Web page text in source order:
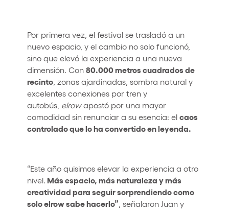
Por primera vez, el festival se trasladó a un
nuevo espacio, y el cambio no solo funcionó,
sino que elevó la experiencia a una nueva
dimensión. Con 80.000 metros cuadrados de
recinto, zonas ajardinadas, sombra natural y
excelentes conexiones por tren y
autobús, elrowapostó por una mayor
comodidad sin renunciar a su esencia: el caos
controlado que lo ha convertido en leyenda.
“Este año quisimos elevar la experiencia a otro
nivel. Más espacio, más naturaleza y más
creatividad para seguir sorprendiendo como
solo elrow sabe hacerlo” , señalaron Juan y